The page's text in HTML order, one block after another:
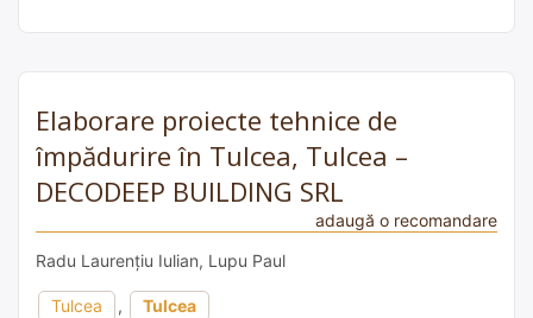
Elaborare proiecte tehnice de
împădurire în Tulcea, Tulcea –
DECODEEP BUILDING SRL
adaugă o recomandare
Radu Laurențiu Iulian, Lupu Paul
Tulcea , Tulcea